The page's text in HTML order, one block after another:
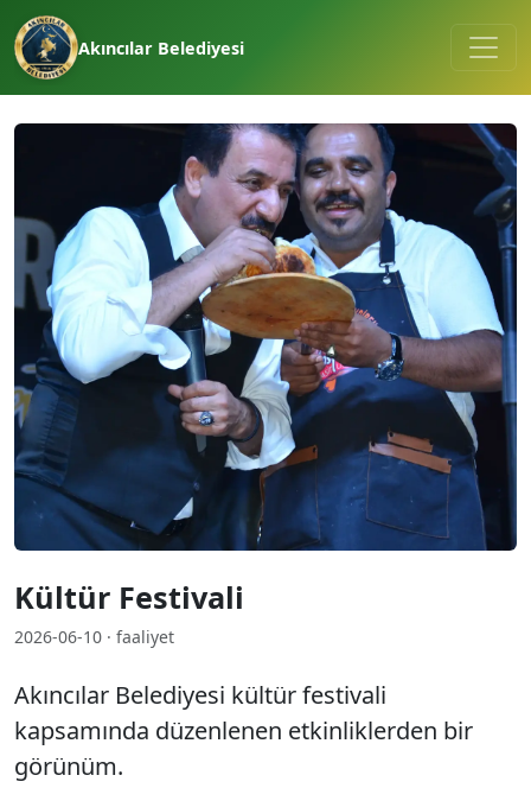
Akıncılar Belediyesi
Kültür Festivali
2026-06-10 · faaliyet
Akıncılar Belediyesi kültür festivali
kapsamında düzenlenen etkinliklerden bir
görünüm.